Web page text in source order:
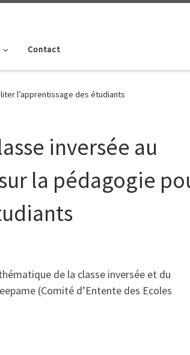
Contact
l’apprentissage des étudiants
inversée au
la pédagogie
de la classe inversée et du
(Comité d’Entente des Ecoles